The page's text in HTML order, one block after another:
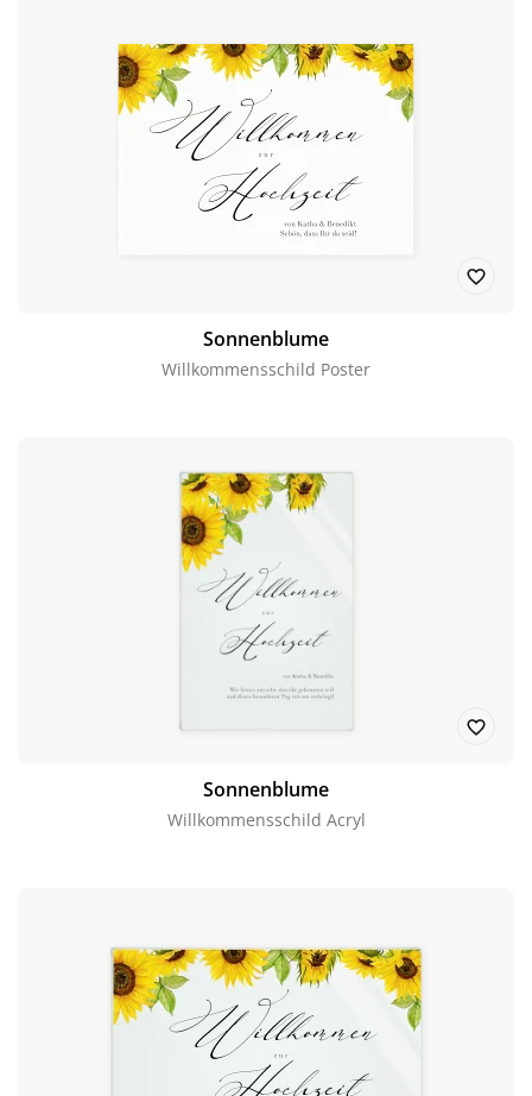
Sonnenblume
Willkommensschild Poster
Sonnenblume
Willkommensschild Acryl